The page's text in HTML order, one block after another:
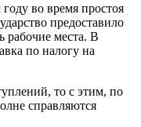
во время простоя
предоставило
рабочие места. В
по налогу на
то с этим, по
справляются